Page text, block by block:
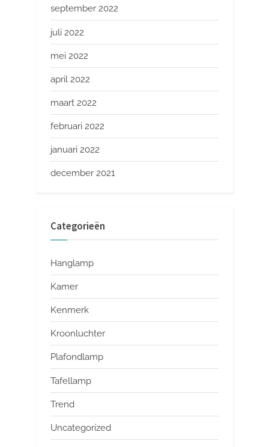
september 2022
juli 2022
mei 2022
april 2022
maart 2022
februari 2022
januari 2022
december 2021
Categorieën
Hanglamp
Kamer
Kenmerk
Kroonluchter
Plafondlamp
Tafellamp
Trend
Uncategorized